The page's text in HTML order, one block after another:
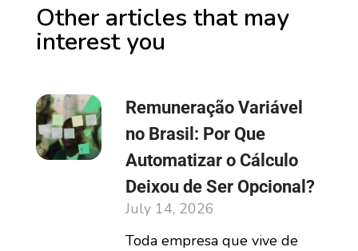
Other articles that may
interest you
Remuneração Variável
no Brasil: Por Que
Automatizar o Cálculo
Deixou de Ser Opcional?
July 14, 2026
Toda empresa que vive de